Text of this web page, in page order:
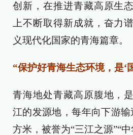
创新，在推进青藏高原生
上不断取得新成就，奋力
义现代化国家的青海篇章。
“保护好青海生态环境，是‘
青海地处青藏高原腹地，
江的发源地，每年向下游
方米，被誉为“三江之源”“中